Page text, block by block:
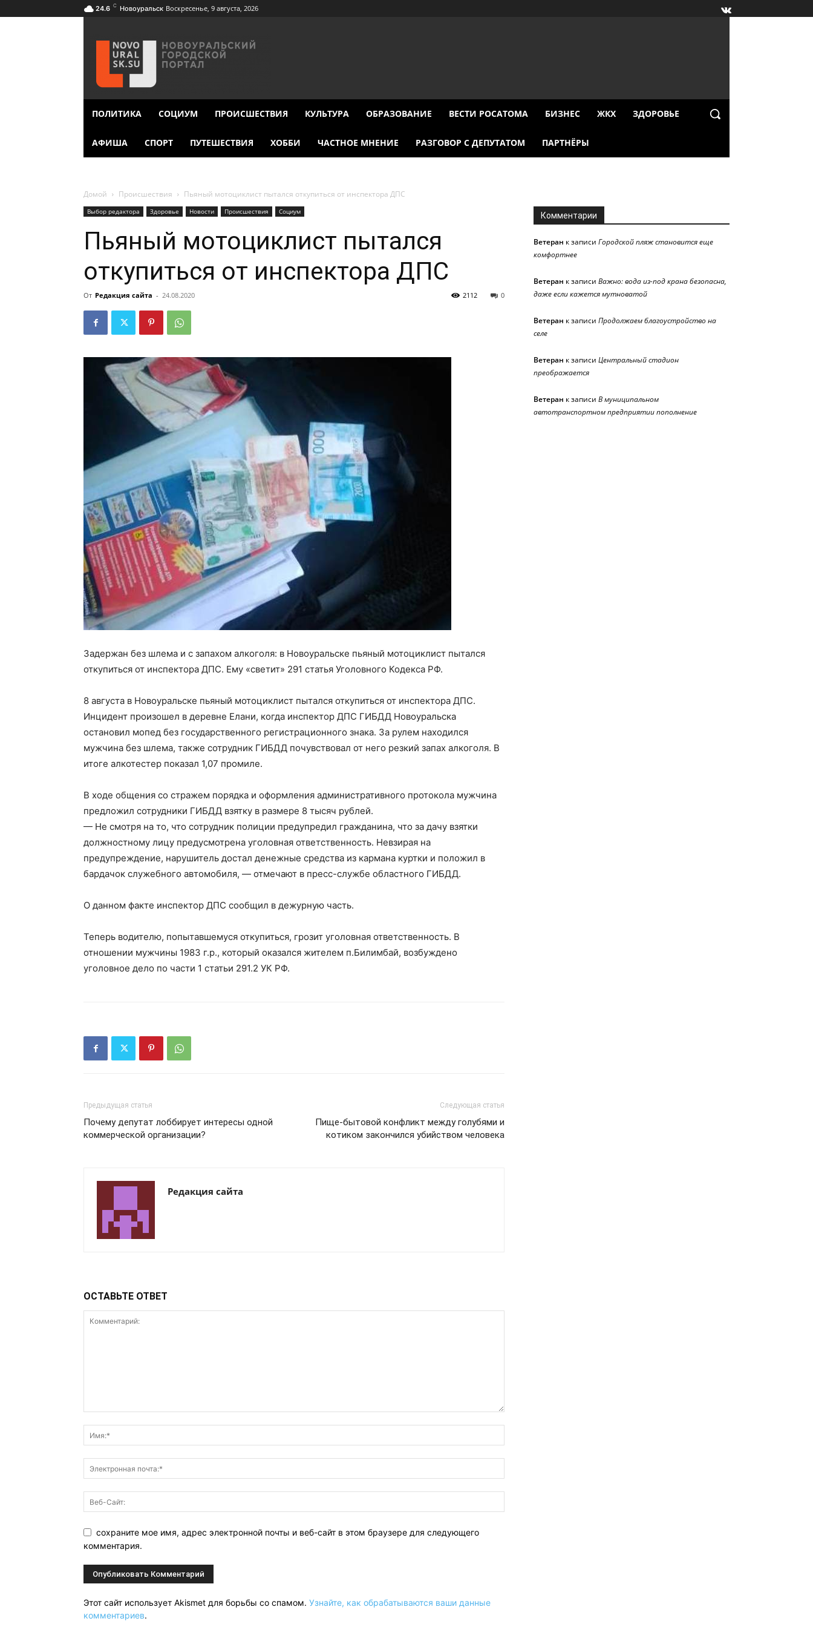
24.6 C Новоуральск Воскресенье, 9 августа, 2026
ПОЛИТИКА СОЦИУМ ПРОИСШЕСТВИЯ КУЛЬТУРА ОБРАЗОВАНИЕ ВЕСТИ РОСАТОМА БИЗНЕС ЖКХ ЗДОРОВЬЕ
АФИША СПОРТ ПУТЕШЕСТВИЯ ХОББИ ЧАСТНОЕ МНЕНИЕ РАЗГОВОР С ДЕПУТАТОМ ПАРТНЁРЫ
Домой Происшествия Пьяный мотоциклист пытался откупиться от инспектора ДПС
Выбор редактора Здоровье Новости Происшествия Социум
Пьяный мотоциклист пытался
откупиться от инспектора ДПС
От Редакция сайта - 24.08.2020 0
2112
Задержан без шлема и с запахом алкоголя: в Новоуральске пьяный мотоциклист пытался
откупиться от инспектора ДПС. Ему «светит» 291 статья Уголовного Кодекса РФ.
8 августа в Новоуральске пьяный мотоциклист пытался откупиться от инспектора ДПС.
Инцидент произошел в деревне Елани, когда инспектор ДПС ГИБДД Новоуральска
остановил мопед без государственного регистрационного знака. За рулем находился
мужчина без шлема, также сотрудник ГИБДД почувствовал от него резкий запах алкоголя. В
итоге алкотестер показал 1,07 промиле.
В ходе общения со стражем порядка и оформления административного протокола мужчина
предложил сотрудники ГИБДД взятку в размере 8 тысяч рублей.
— Не смотря на то, что сотрудник полиции предупредил гражданина, что за дачу взятки
должностному лицу предусмотрена уголовная ответственность. Невзирая на
предупреждение, нарушитель достал денежные средства из кармана куртки и положил в
бардачок служебного автомобиля, — отмечают в пресс-службе областного ГИБДД.
О данном факте инспектор ДПС сообщил в дежурную часть.
Теперь водителю, попытавшемуся откупиться, грозит уголовная ответственность. В
отношении мужчины 1983 г.р., который оказался жителем п.Билимбай, возбуждено
уголовное дело по части 1 статьи 291.2 УК РФ.
Предыдущая статья
Почему депутат лоббирует интересы одной
коммерческой организации?
Следующая статья
Пище-бытовой конфликт между голубями и
котиком закончился убийством человека
Редакция сайта
ОСТАВЬТЕ ОТВЕТ
сохраните мое имя, адрес электронной почты и веб-сайт в этом браузере для следующего
комментария.
Этот сайт использует Akismet для борьбы со спамом. Узнайте, как обрабатываются ваши данные
комментариев.
Комментарии
Ветеран к записи Городской пляж становится еще
комфортнее
Ветеран к записи Важно: вода из-под крана безопасна,
даже если кажется мутноватой
Ветеран к записи Продолжаем благоустройство на
селе
Ветеран к записи Центральный стадион
преображается
Ветеран к записи В муниципальном
автотранспортном предприятии пополнение